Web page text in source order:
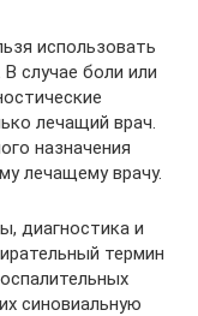
использовать
случае боли или
лечащий врач.
назначения
лечащему врачу.
диагностика и
термин
синовиальную